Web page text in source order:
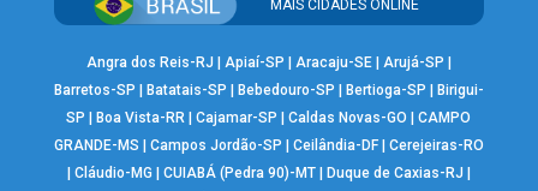
MAIS CIDADES ONLINE
Angra dos Reis-RJ Apiaí-SP Aracaju-SE| Arujá-SP
Barretos-SP
Batatais-SP Bebedouro-SP Bertioga-SP
Birigui-
SP
Boa Vista-RR |Cajamar-SP |Caldas Novas-GO |CAMPO
GRANDE-MS
Campos Jordão-SP Ceilândia-DF| Cerejeiras-RO
Cláudio-MG CUIABÁ (Pedra 90)-MT| Duque de Caxias-RJ